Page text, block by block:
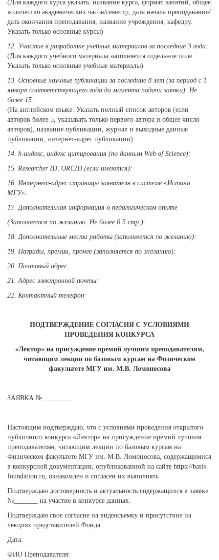
(Для каждого курса указать: название курса, формат занятий, общее
количество академических часов/семестр, дата начала преподавания/
дата окончания преподавания, название учреждения, кафедру.
Указать только основные курсы)
12. Участие в разработке учебных материалов за последние 3 года:
(Для каждого учебного материала заполняется отдельное поле.
Указать только основные учебные материалы)
13. Основные научные публикации за последние 8 лет (за период с 1
января соответствующего года до момента подачи заявки). Не
более 15:
(На английском языке. Указать полный список авторов (если
авторов более 5, указывать только первого автора и общее число
авторов), название публикации, журнал и выходные данные
публикации, интернет-адрес публикации)
14. h-индекс, индекс цитирования (по данным Web of Science):
15. Researcher ID, ORCID (если имеются):
16. Интернет-адрес страницы заявителя в системе «Истина
МГУ»:
17. Дополнительная информация о педагогическом опыте
(Заполняется по желанию. Не более 0.5 стр.):
18. Дополнительные места работы (заполняется по желанию):
19. Награды, премии, прочее (заполняется по желанию):
20. Почтовый адрес:
21. Адрес электронной почты:
22. Контактный телефон:
ПОДТВЕРЖДЕНИЕ СОГЛАСИЯ С УСЛОВИЯМИ
ПРОВЕДЕНИЯ КОНКУРСА
«Лектор» на присуждение премий лучшим преподавателям,
читающим лекции по базовым курсам на Физическом
факультете МГУ им. М.В. Ломоносова
ЗАЯВКА №_________
Настоящим подтверждаю, что с условиями проведения открытого
публичного конкурса «Лектор» на присуждение премий лучшим
преподавателям, читающим лекции по базовым курсам на
Физическом факультете МГУ им. М.В. Ломоносова, содержащимися
в конкурсной документации, опубликованной на сайте https://basis-
foundation.ru, ознакомлен и согласен их выполнять.
Подтверждаю достоверность и актуальность содержащихся в заявке
№_______ на участие в конкурсе данных.
Подтверждаю свое согласие на видеосъемку и присутствие на
лекциях представителей Фонда.
Дата:
ФИО Преподавателя: